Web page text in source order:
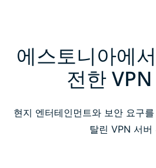
에스토니아에
전한
현지 엔터테인먼트와 보안 요구
탈린 VPN 서버